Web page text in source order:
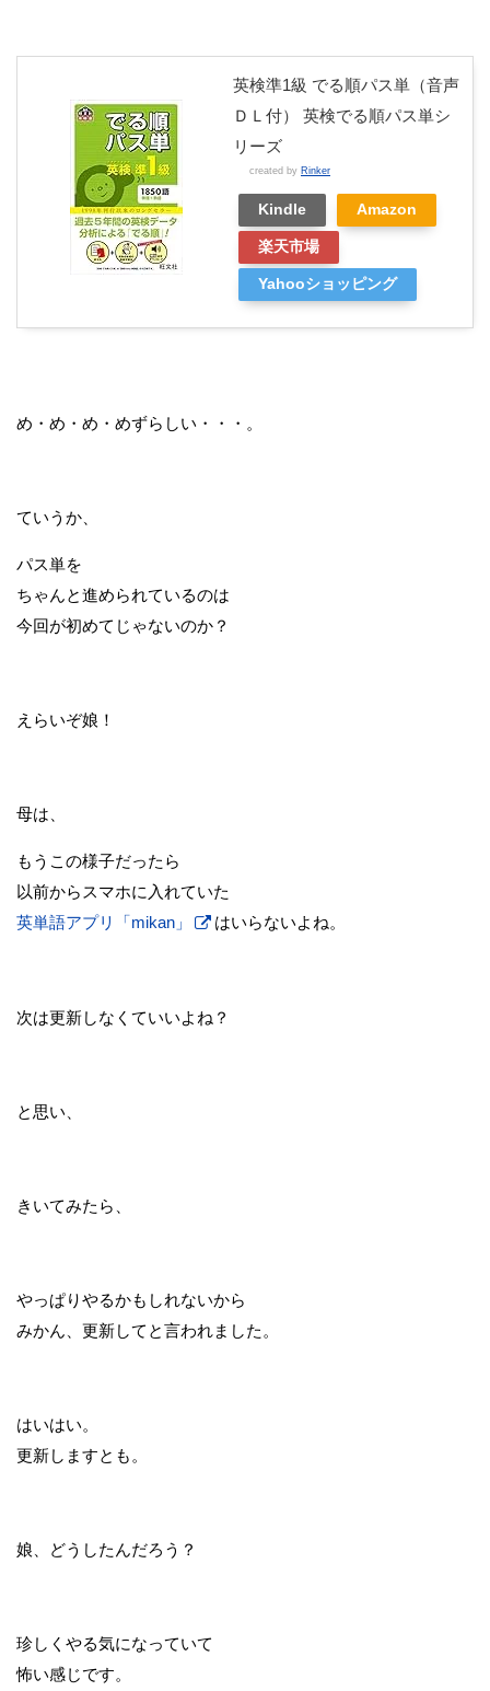
英検準1級 でる順パス単（音声
ＤＬ付） 英検でる順パス単シ
リーズ
created by Rinker
Kindle Amazon
楽天市場
Yahooショッピング
め・め・め・めずらしい・・・。
ていうか、
パス単を
ちゃんと進められているのは
今回が初めてじゃないのか？
えらいぞ娘！
母は、
もうこの様子だったら
以前からスマホに入れていた
英単語アプリ「mikan」
はいらないよね。
次は更新しなくていいよね？
と思い、
きいてみたら、
やっぱりやるかもしれないから
みかん、更新してと言われました。
はいはい。
更新しますとも。
娘、どうしたんだろう？
珍しくやる気になっていて
怖い感じです。